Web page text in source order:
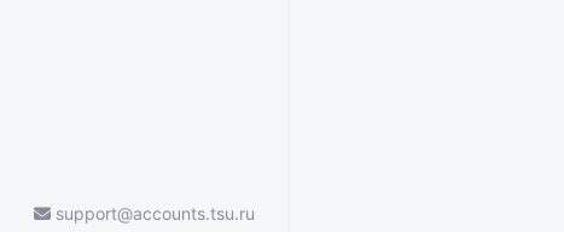
support@accounts.tsu.ru